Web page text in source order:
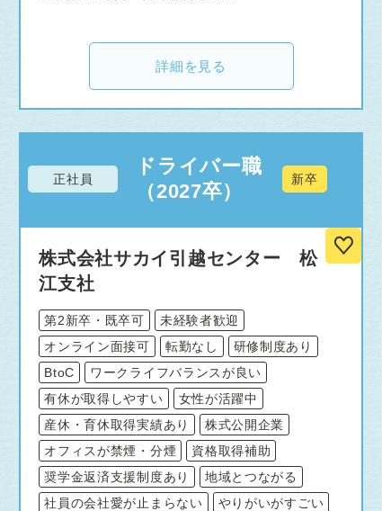
詳細を見る
正社員
ドライバー職
（2027卒）
新卒
株式会社サカイ引越センター 松
江支社
第2新卒・既卒可
未経験者歓迎
オンライン面接可
転勤なし
研修制度あり
BtoC
ワークライフバランスが良い
有休が取得しやすい
女性が活躍中
産休・育休取得実績あり
株式公開企業
オフィスが禁煙・分煙
資格取得補助
奨学金返済支援制度あり
地域とつながる
社員の会社愛が止まらない
やりがいがすごい